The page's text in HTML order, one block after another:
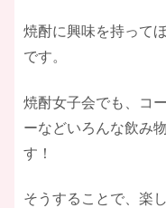
焼酎に興味を持って
です。
焼酎女子会でも、コ
ーなどいろんな飲み
す！
そうすることで、楽